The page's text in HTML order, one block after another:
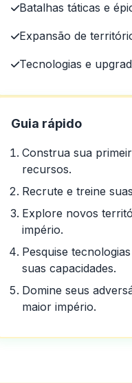
Batalhas táticas e
Expansão de
Tecnologias e
Guia rápido
Construa sua
recursos.
Recrute e treine
Explore novos
império.
Pesquise
suas capacidades.
Domine seus
maior império.